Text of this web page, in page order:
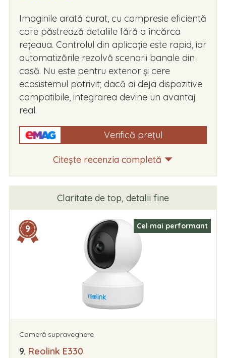
Imaginile arată curat, cu compresie eficientă
care păstrează detaliile fără a încărca
rețeaua. Controlul din aplicație este rapid, iar
automatizările rezolvă scenarii banale din
casă. Nu este pentru exterior și cere
ecosistemul potrivit; dacă ai deja dispozitive
compatibile, integrarea devine un avantaj
real.
Verifică prețul
Citește recenzia completă
Claritate de top, detalii fine
9 Cel mai performant
Cameră supraveghere
9. Reolink E330